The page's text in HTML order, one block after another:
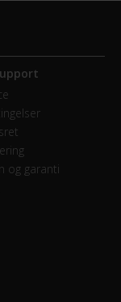
og garanti